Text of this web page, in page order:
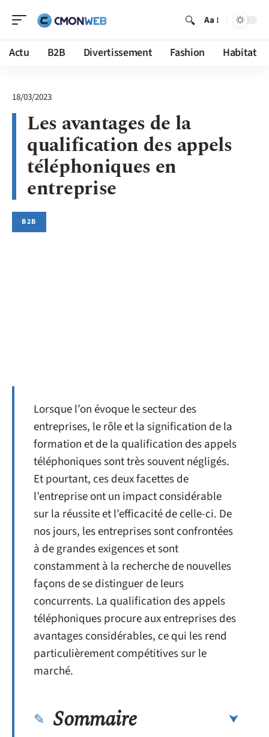
Aa
Actu B2B Divertissement Fashion Habitat
18/03/2023
Les avantages de la
qualification des appels
téléphoniques en
entreprise
B2B
Lorsque l’on évoque le secteur des
entreprises, le rôle et la signification de la
formation et de la qualification des appels
téléphoniques sont très souvent négligés.
Et pourtant, ces deux facettes de
l’entreprise ont un impact considérable
sur la réussite et l’efficacité de celle-ci. De
nos jours, les entreprises sont confrontées
à de grandes exigences et sont
constamment à la recherche de nouvelles
façons de se distinguer de leurs
concurrents. La qualification des appels
téléphoniques procure aux entreprises des
avantages considérables, ce qui les rend
particulièrement compétitives sur le
marché.
Sommaire